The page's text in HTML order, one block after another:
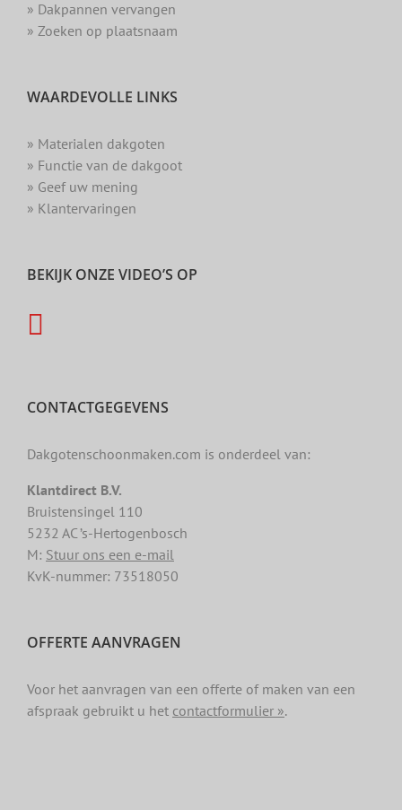
» Dakpannen vervangen
» Zoeken op plaatsnaam
WAARDEVOLLE LINKS
» Materialen dakgoten
» Functie van de dakgoot
» Geef uw mening
» Klantervaringen
BEKIJK ONZE VIDEO’S OP
CONTACTGEGEVENS
Dakgotenschoonmaken.com is onderdeel van:
Klantdirect B.V.
Bruistensingel 110
5232 AC ’s-Hertogenbosch
M: Stuur ons een e-mail
KvK-nummer: 73518050
OFFERTE AANVRAGEN
Voor het aanvragen van een offerte of maken van een
afspraak gebruikt u het contactformulier ».